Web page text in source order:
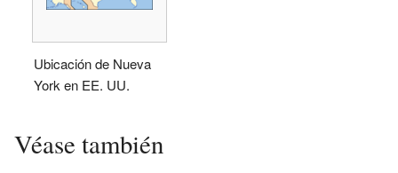
Ubicación de Nueva
York en EE. UU.
Véase también